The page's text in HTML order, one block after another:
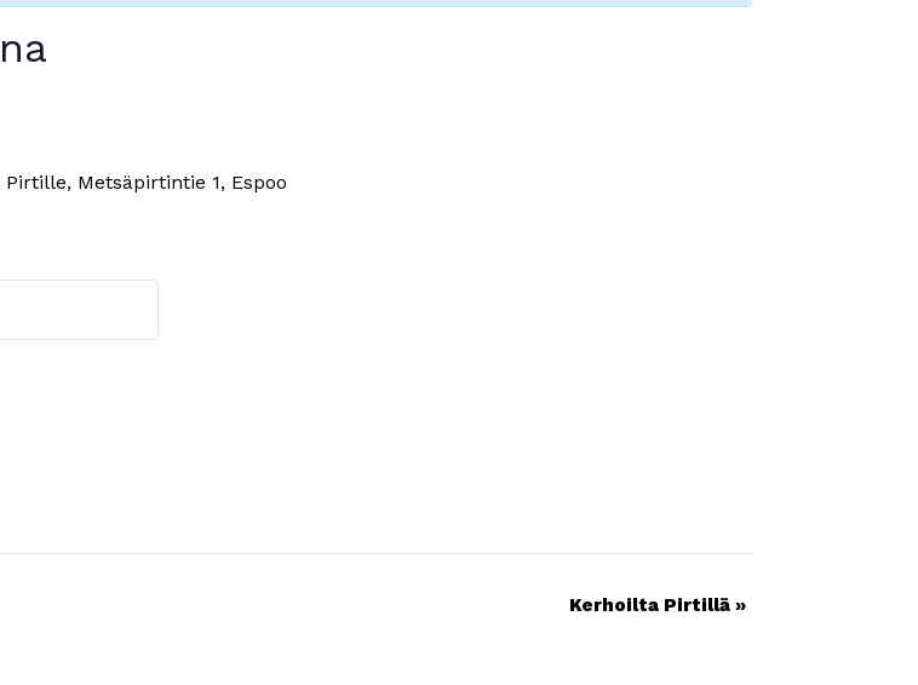
Metsäpirtintie 1, Espoo
Kerhoilta Pirtillä »